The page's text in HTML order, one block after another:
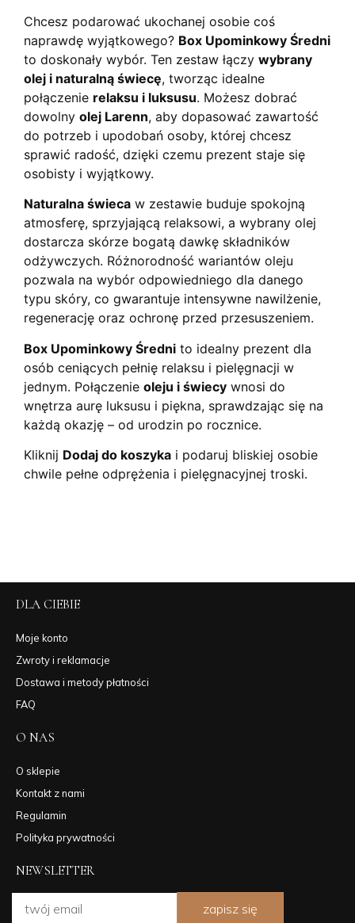
Chcesz podarować ukochanej osobie coś
naprawdę wyjątkowego? Box Upominkowy Średni
to doskonały wybór. Ten zestaw łączy wybrany
olej i naturalną świecę, tworząc idealne
połączenie relaksu i luksusu. Możesz dobrać
dowolny olej Larenn, aby dopasować zawartość
do potrzeb i upodobań osoby, której chcesz
sprawić radość, dzięki czemu prezent staje się
osobisty i wyjątkowy.
Naturalna świeca w zestawie buduje spokojną
atmosferę, sprzyjającą relaksowi, a wybrany olej
dostarcza skórze bogatą dawkę składników
odżywczych. Różnorodność wariantów oleju
pozwala na wybór odpowiedniego dla danego
typu skóry, co gwarantuje intensywne nawilżenie,
regenerację oraz ochronę przed przesuszeniem.
Box Upominkowy Średni to idealny prezent dla
osób ceniących pełnię relaksu i pielęgnacji w
jednym. Połączenie oleju i świecy wnosi do
wnętrza aurę luksusu i piękna, sprawdzając się na
każdą okazję – od urodzin po rocznice.
Kliknij Dodaj do koszyka i podaruj bliskiej osobie
chwile pełne odprężenia i pielęgnacyjnej troski.
DLA CIEBIE
Moje konto
Zwroty i reklamacje
Dostawa i metody płatności
FAQ
O NAS
O sklepie
Kontakt z nami
Regulamin
Polityka prywatności
NEWSLETTER
zapisz się